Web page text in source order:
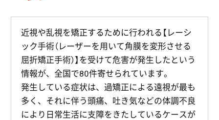
近視や乱視を矯正するために行われる【レーシ
ック手術（レーザーを用いて角膜を変形させる
屈折矯正手術）】を受けて危害が発生したという
情報が、全国で80件寄せられています。
発生している症状は、過矯正による遠視が最も
多く、それに伴う頭痛、吐き気などの体調不良
により日常生活に支障をきたしているケースが